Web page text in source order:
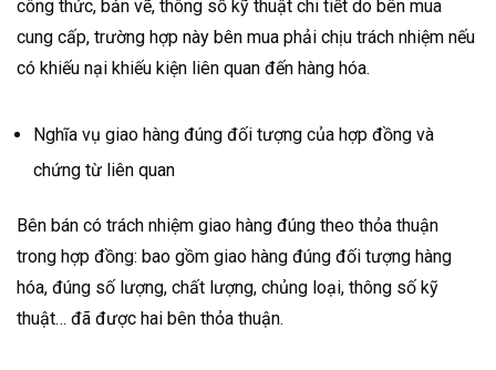
công thức, bản vẽ, thông số kỹ thuật chi tiết do bên mua
cung cấp, trường hợp này bên mua phải chịu trách nhiệm nếu
có khiếu nại khiếu kiện liên quan đến hàng hóa.
Nghĩa vụ giao hàng đúng đối tượng của hợp đồng và
chứng từ liên quan
Bên bán có trách nhiệm giao hàng đúng theo thỏa thuận
trong hợp đồng: bao gồm giao hàng đúng đối tượng hàng
hóa, đúng số lượng, chất lượng, chủng loại, thông số kỹ
thuật… đã được hai bên thỏa thuận.